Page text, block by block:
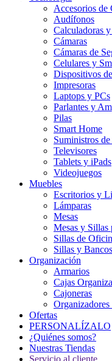
Accesorios de
Audífonos
Calculadoras
Cámaras
Cámaras de
Celulares y
Dispositivos
Impresoras
Laptops y PCs
Parlantes y
Pilas
Smart Home
Suministros
Televisores
Tablets y iPads
Videojuegos
Muebles
Escritorios y
Lámparas
Mesas
Mesas y Sillas
Sillas de
Sillas y Bancos
Organización
Armarios
Cajas
Cajoneras
Ofertas
PERSONALÍZALO
¿Quiénes somos?
Nuestras Tiendas
Servicio al cliente